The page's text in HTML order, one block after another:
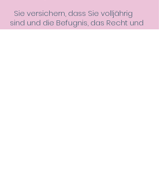
Sie versichern, dass Sie volljährig
sind und die Befugnis, das Recht und
die Freiheit haben, eine verbindliche